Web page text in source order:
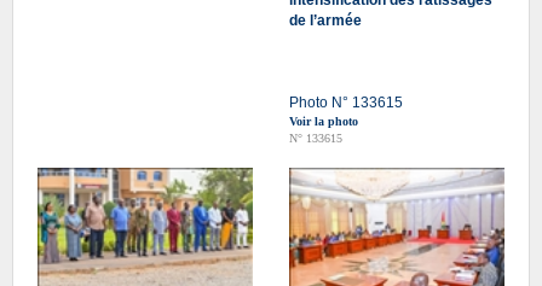
de l’armée
Photo N° 133615
Voir la photo
N° 133615